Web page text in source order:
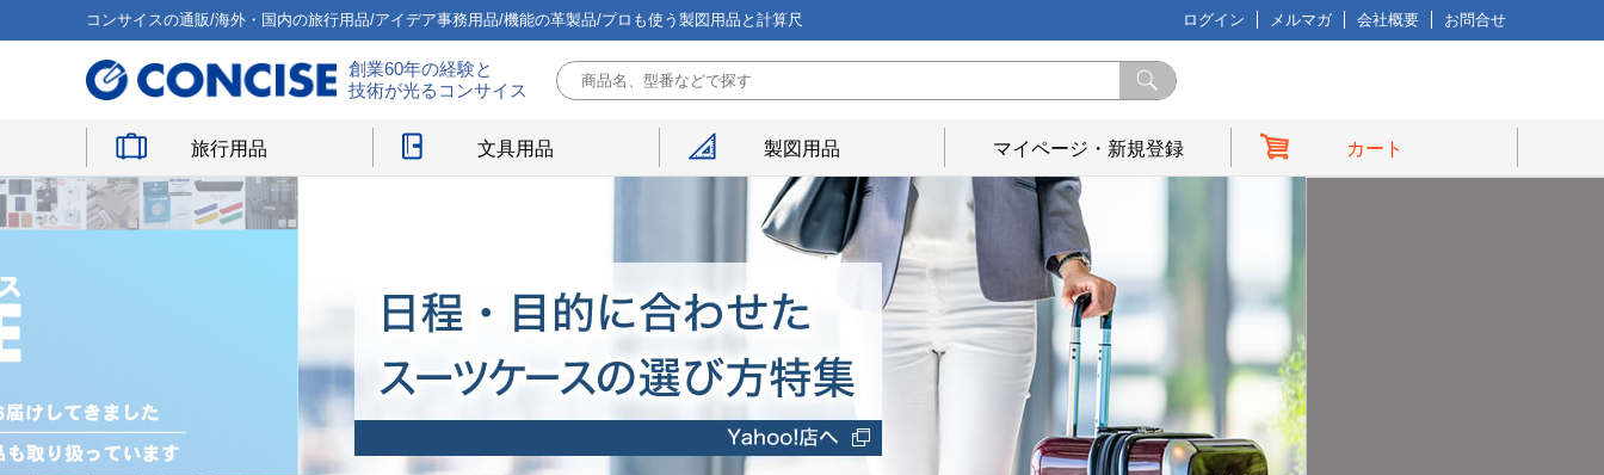
コンサイスの通販/海外・国内の旅行用品/アイデア事務用品/機能の革製品/プロも使う製図用品と計算尺 ログイン メルマガ 会社概要 お問合せ
創業60年の経験と
技術が光るコンサイス
旅行用品 文具用品 製図用品 マイページ・新規登録 カート